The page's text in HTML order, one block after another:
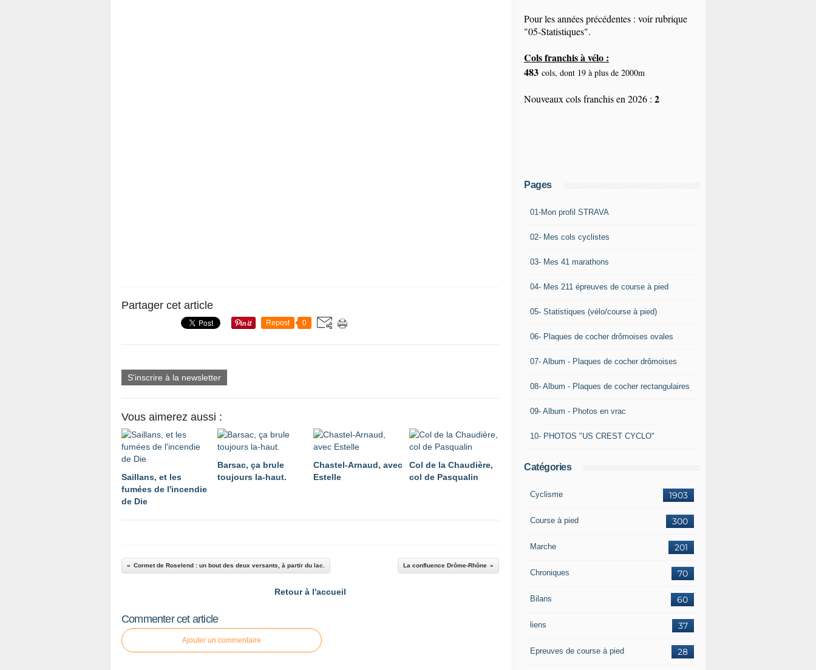
Partager cet article
Repost 0
S'inscrire à la newsletter
Vous aimerez aussi :
Saillans, et les
fumées de l'incendie
de Die
Barsac, ça brule
toujours la-haut.
Chastel-Arnaud, avec
Estelle
Col de la Chaudière,
col de Pasqualin
Cormet de Roselend : un bout des deux versants, à partir du lac. La confluence Drôme-Rhône
Retour à l'accueil
Commenter cet article
Ajouter un commentaire
Pour les années précédentes : voir rubrique
"05-Statistiques".
Cols franchis à vélo :
483 cols, dont 19 à plus de 2000m
Nouveaux cols franchis en 2026 : 2
Pages
01-Mon profil STRAVA
02- Mes cols cyclistes
03- Mes 41 marathons
04- Mes 211 épreuves de course à pied
05- Statistiques (vélo/course à pied)
06- Plaques de cocher drômoises ovales
07- Album - Plaques de cocher drômoises
08- Album - Plaques de cocher rectangulaires
09- Album - Photos en vrac
10- PHOTOS "US CREST CYCLO"
Catégories
1903
Cyclisme
300
Course à pied
201
Marche
70
Chroniques
60
Bilans
37
liens
28
Epreuves de course à pied